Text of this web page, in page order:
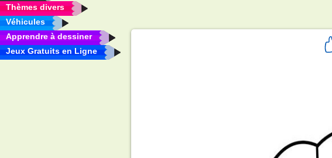
Thèmes divers
Véhicules
Apprendre à dessiner
Jeux Gratuits en Ligne